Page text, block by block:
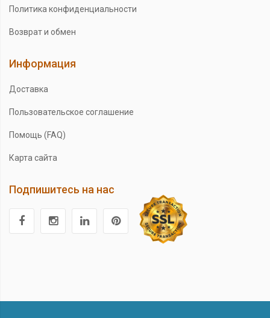
Политика конфиденциальности
Возврат и обмен
Информация
Доставка
Пользовательское соглашение
Помощь (FAQ)
Карта сайта
Подпишитесь на нас